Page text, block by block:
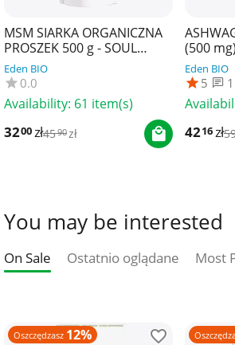
MSM SIARKA ORGANICZNA
PROSZEK 500 g - SOUL
FARM
Eden BIO
0.0
Availability: 61 item(s)
3200zł4590zł
(500
SOUL
Eden BIO
5 1
4216zł
You may be interested
On Sale Ostatnio oglądane Most
Oszczędzasz 12%